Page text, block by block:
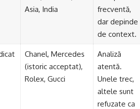
Asia, India
frecventă,
dar depinde
de context.
Chanel, Mercedes
(istoric acceptat),
Rolex, Gucci
Analiză
atentă.
Unele trec,
altele sunt
refuzate ca